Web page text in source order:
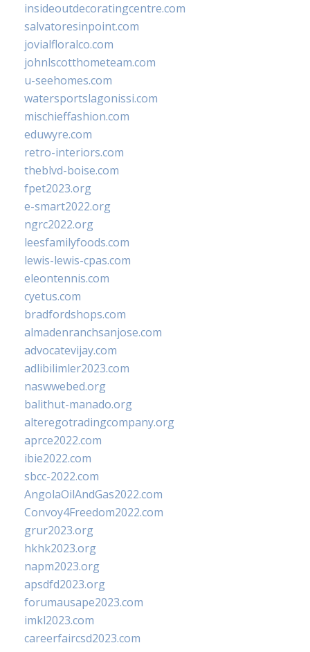
insideoutdecoratingcentre.com
salvatoresinpoint.com
jovialfloralco.com
johnlscotthometeam.com
u-seehomes.com
watersportslagonissi.com
mischieffashion.com
eduwyre.com
retro-interiors.com
theblvd-boise.com
fpet2023.org
e-smart2022.org
ngrc2022.org
leesfamilyfoods.com
lewis-lewis-cpas.com
eleontennis.com
cyetus.com
bradfordshops.com
almadenranchsanjose.com
advocatevijay.com
adlibilimler2023.com
naswwebed.org
balithut-manado.org
alteregotradingcompany.org
aprce2022.com
ibie2022.com
sbcc-2022.com
AngolaOilAndGas2022.com
Convoy4Freedom2022.com
grur2023.org
hkhk2023.org
napm2023.org
apsdfd2023.org
forumausape2023.com
imkl2023.com
careerfaircsd2023.com